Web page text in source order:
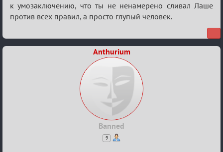
к умозаключению, что ты не ненамерено сливал Лаше
против всех правил, а просто глупый человек.
Anthurium
Banned
9